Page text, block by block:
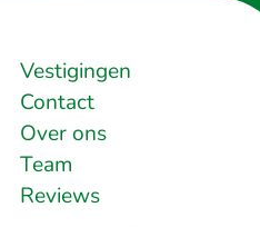
Vestigingen
Contact
Over ons
Team
Reviews